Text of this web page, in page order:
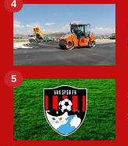
4
5